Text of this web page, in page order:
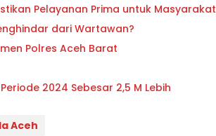
Pelayanan Prima untuk Masyarakat
dari Wartawan?
Polres Aceh Barat
2024 Sebesar 2,5 M Lebih
Aceh